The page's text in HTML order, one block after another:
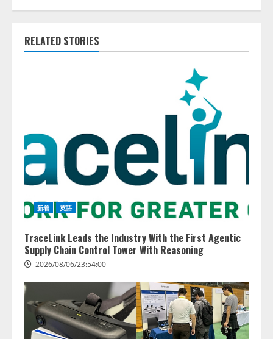
RELATED STORIES
新着 英語
TraceLink Leads the Industry With the First Agentic
Supply Chain Control Tower With Reasoning
2026/08/06/23:54:00